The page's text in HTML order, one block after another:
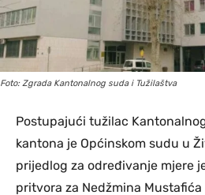
Foto: Zgrada Kantonalnog suda i Tužilaštva
Postupajući tužilac
kantona je Općinskom sudu u
prijedlog za određivanje mjere
pritvora za Nedžmina